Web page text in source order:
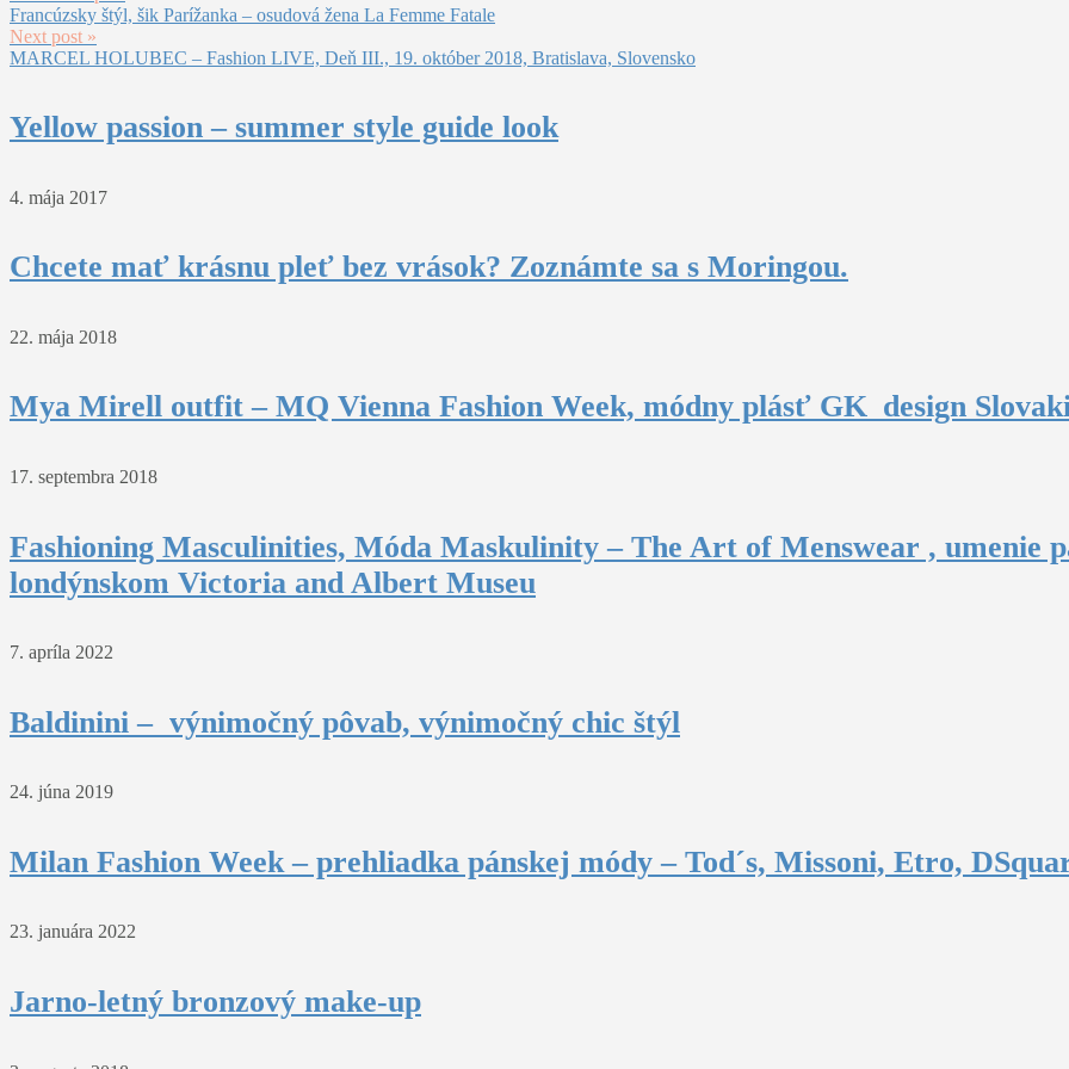
Francúzsky štýl, šik Parížanka – osudová žena La Femme Fatale
Next post »
MARCEL HOLUBEC – Fashion LIVE, Deň III., 19. október 2018, Bratislava, Slovensko
Yellow passion – summer style guide look
4. mája 2017
Chcete mať krásnu pleť bez vrások? Zoznámte sa s Moringou.
22. mája 2018
Mya Mirell outfit – MQ Vienna Fashion Week, módny plásť GK_design
17. septembra 2018
Fashioning Masculinities, Móda Maskulinity – The Art of Menswear , umenie
londýnskom Victoria and Albert Museu
7. apríla 2022
Baldinini – výnimočný pôvab, výnimočný chic štýl
24. júna 2019
Milan Fashion Week – prehliadka pánskej módy – Tod´s, Missoni, Etro,
23. januára 2022
Jarno-letný bronzový make-up